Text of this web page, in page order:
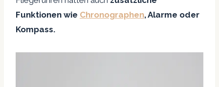
Funktionen wie Chronographen, Alarme oder
Kompass.